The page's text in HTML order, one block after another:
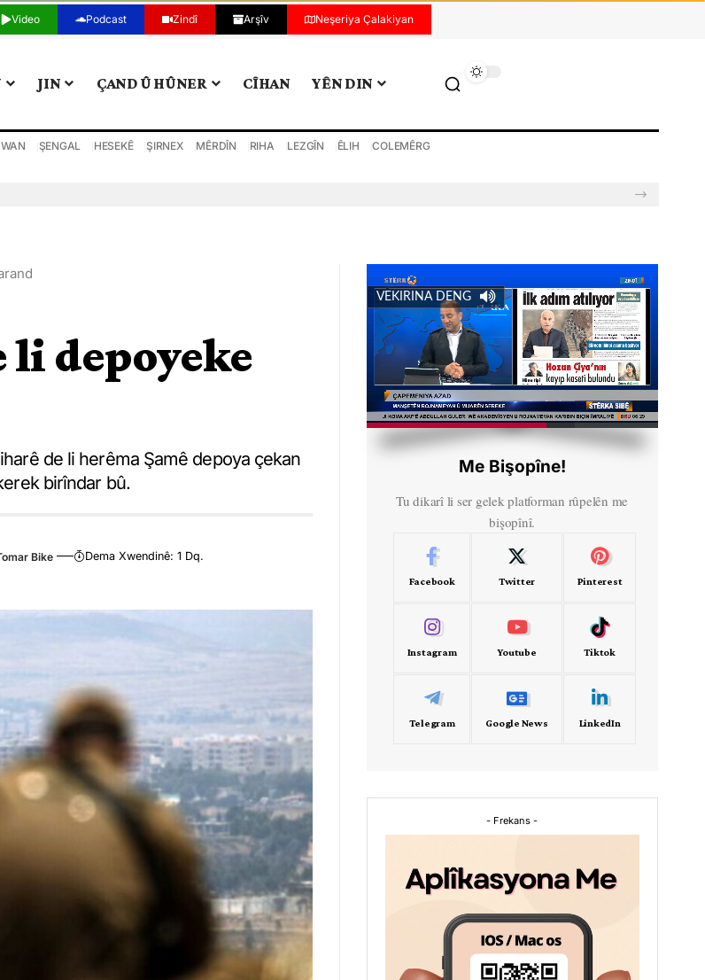
Video Podcast Zindî Arşîv Neşeriya Çalakiyan
JIN ÇAND Û HÛNER CÎHAN YÊN DIN
WAN ŞENGAL HESEKÊ ŞIRNEX MÊRDÎN RIHA LEZGÎN ÊLIH COLEMÊRG
li depoyeke
de li herêma Şamê depoya çekan
birîndar bû.
Dema Xwendinê: 1 Dq.
VEKIRINA DENG
Me Bişopîne!
Tu dikarî li ser gelek platforman rûpelên me
bişopînî.
Facebook Twitter Pinterest
Instagram Youtube Tiktok
Telegram Google News LinkedIn
- Frekans -